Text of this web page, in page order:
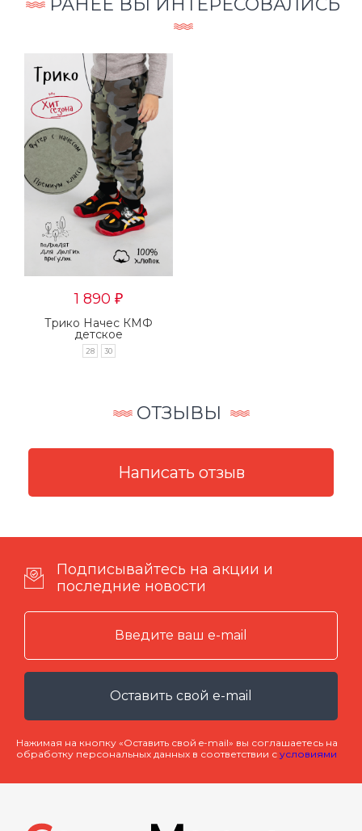
РАНЕЕ ВЫ ИНТЕРЕСОВАЛИСЬ
1 890 ₽
Трико Начес КМФ
детское
28 30
ОТЗЫВЫ
Подписывайтесь на акции и
последние новости
Оставить свой e-mail
Нажимая на кнопку «Оставить свой e-mail» вы соглашаетесь на
обработку персональных данных в соответствии с условиями